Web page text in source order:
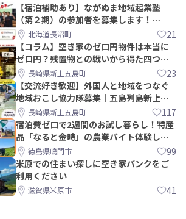
【宿泊補助あり】ながぬま地域起業塾
（第２期）の参加者を募集します！
【8/21〆】
北海道長沼町 21
【コラム】空き家のゼロ円物件は本当に
ゼロ円？残置物との戦いから得た四つの
教訓｜新上五島町
長崎県新上五島町 23
【交流好き歓迎】外国人と地域をつなぐ
地域おこし協力隊募集｜五島列島新上五
島町長崎県新上五島町 117
宿泊費ゼロで2週間のお試し暮らし！特産
品「なると金時」の農業バイト体験して
みませんか？
徳島県鳴門市 99
米原での住まい探しに空き家バンクをご
利用ください
滋賀県米原市 41